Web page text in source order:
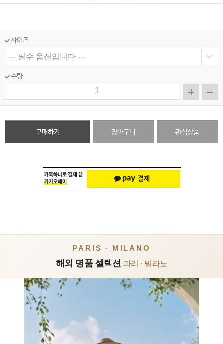
사이즈
수량
구매하기 장바구니 관심상품
PARIS · MILANO
해외 명품 셀렉션 파리 · 밀라노